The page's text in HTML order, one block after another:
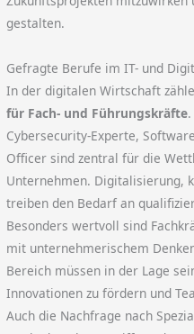
gestalten.
Gefragte Berufe im IT- und
In der digitalen Wirtschaft
für Fach- und Führungskräfte
Cybersecurity-Experte,
Officer sind zentral für die
Unternehmen. Digitalisierung,
treiben den Bedarf an
Besonders wertvoll sind
mit unternehmerischem
Bereich müssen in der Lage
Innovationen zu fördern und
Auch die Nachfrage nach